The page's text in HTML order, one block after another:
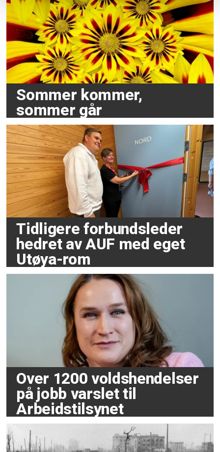
Sommer kommer,
sommer går
Tidligere forbundsleder
hedret av AUF med eget
Utøya-rom
Over 1200 voldshendelser
på jobb varslet til
Arbeidstilsynet